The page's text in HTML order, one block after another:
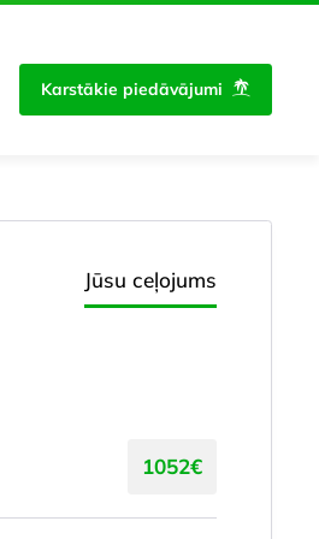
Karstākie piedāvājumi
Jūsu ceļojums
1052€